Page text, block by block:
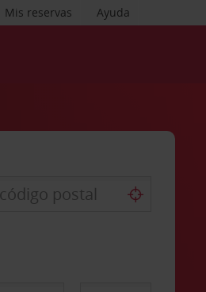
Ayuda
Mis reservas